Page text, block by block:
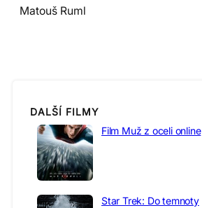
Matouš Ruml
DALŠÍ FILMY
Film Muž z oceli online
Star Trek: Do temnoty